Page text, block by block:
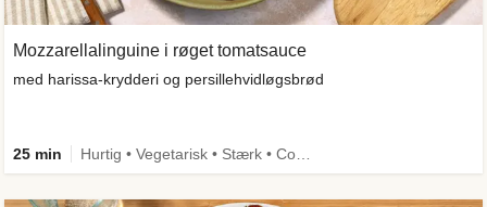
Mozzarellalinguine i røget tomatsauce
med harissa-krydderi og persillehvidløgsbrød
25 min